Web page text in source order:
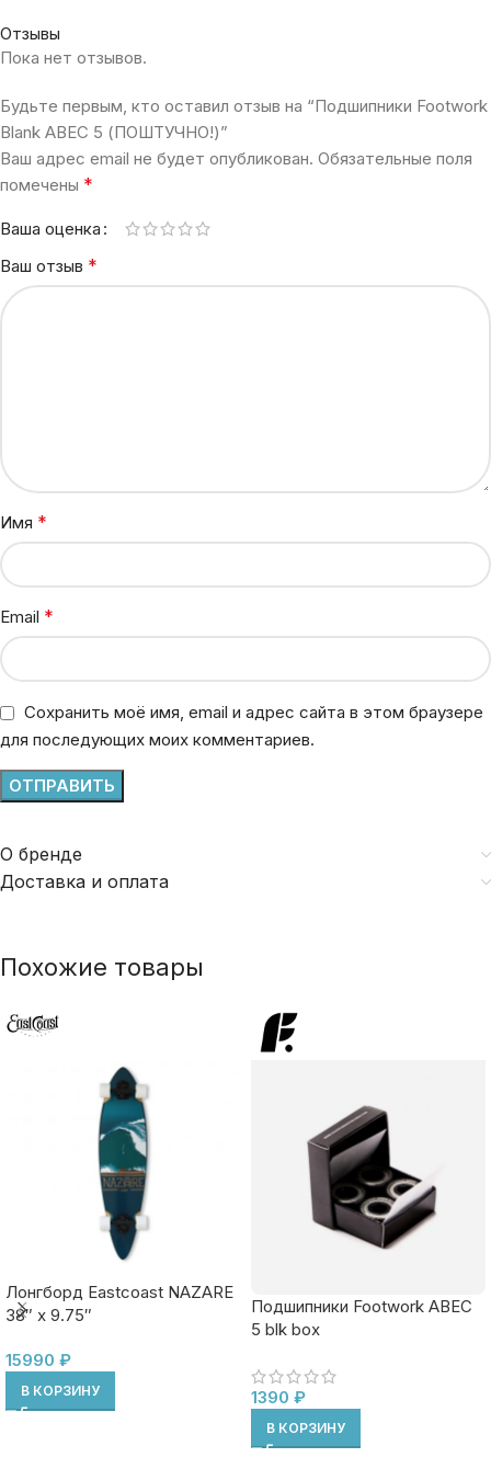
Отзывы
Пока нет отзывов.
Будьте первым, кто оставил отзыв на “Подшипники Footwork
Blank ABEC 5 (ПОШТУЧНО!)”
Ваш адрес email не будет опубликован. Обязательные поля
помечены *
Ваша оценка
Ваш отзыв *
Имя *
Email *
Сохранить моё имя, email и адрес сайта в этом браузере
для последующих моих комментариев.
О бренде
Доставка и оплата
Похожие товары
Лонгборд Eastcoast NAZARE
38″ x 9.75″
15990 ₽
В КОРЗИНУ
Подшипники Footwork ABEC
5 blk box
1390 ₽
В КОРЗИНУ